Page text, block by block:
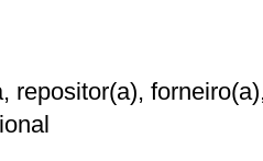
repositor(a),